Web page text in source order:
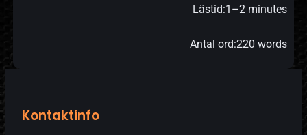
Lästid:1–2 minutes
Antal ord:220 words
Kontaktinfo